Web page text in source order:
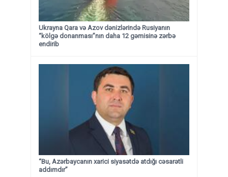
Ukrayna Qara və Azov dənizlərində Rusiyanın
“kölgə donanması”nın daha 12 gəmisinə zərbə
endirib
“Bu, Azərbaycanın xarici siyasətdə atdığı cəsarətli
addımdır”